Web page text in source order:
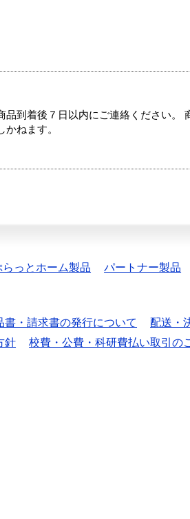
品到着後７日以内にご連絡ください。
ねます。
らっとホーム製品 パートナー製品
書・請求書の発行について 配送・
針 校費・公費・科研費払い取引の